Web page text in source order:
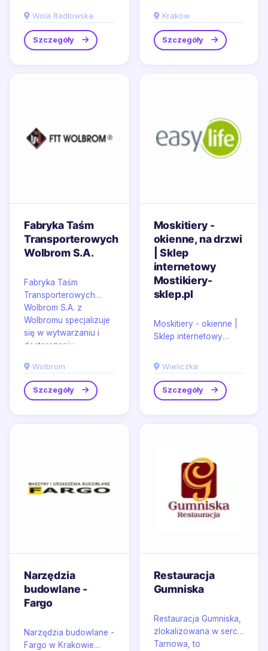
poszukujących
solidnego oświetlenia
o...
Wola Radłowska
Szczegóły
Kraków
Szczegóły
Fabryka Taśm
Transporterowych
Wolbrom S.A.
Fabryka Taśm
Transporterowych
Wolbrom S.A. z
Wolbromu specjalizuje
się w wytwarzaniu i
dostarczaniu...
Wolbrom
Szczegóły
Moskitiery -
okienne, na drzwi
| Sklep
internetowy
Mostikiery-
sklep.pl
Moskitiery - okienne |
Sklep internetowy
Wieliczce łączy
funkcjonalność osłon...
Wieliczka
Szczegóły
Narzędzia
budowlane -
Fargo
Narzędzia budowlane -
Fargo w Krakowie
Restauracja
Gumniska
Restauracja Gumniska,
zlokalizowana w sercu
Tarnowa, to